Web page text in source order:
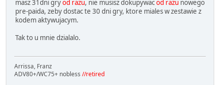
masz 31dni gryod razu, nie musisz dokupywacod razu nowego
pre-paida, zeby dostac te 30 dni gry, ktore miales w zestawie z
kodem aktywujacym.
Tak to u mnie dzialalo.
Arrissa, Franz
ADV80+/WC75+ nobless //retired